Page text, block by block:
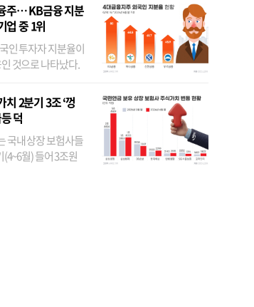
주… KB금융 지분
업 중 1위
인 투자자 지분율이
것으로 나타났다.
난달 말 기준 해외
2분기 3조 ‘껑
덕
국내 상장 보험사들
월) 들어 3조원